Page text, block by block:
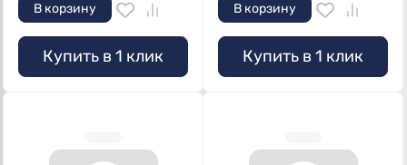
В корзину
Купить в 1 клик
В корзину
Купить в 1 клик